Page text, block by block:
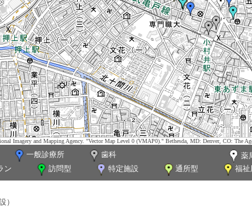
Imagery and Mapping Agency. "Vector Map Level 0 (VMAP0)." Bethesda, MD: Denver, CO: The
一般診療所 歯科
薬
ン
訪問型 特定施設 通所型 福祉
）